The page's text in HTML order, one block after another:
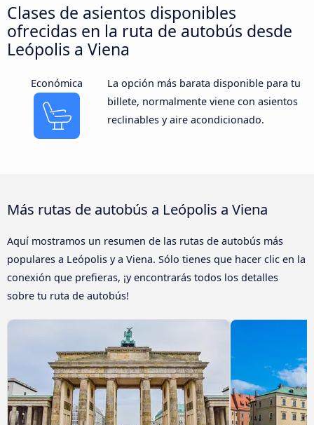
Clases de asientos disponibles
ofrecidas en la ruta de autobús desde
Leópolis a Viena
Económica
La opción más barata disponible para tu
billete, normalmente viene con asientos
reclinables y aire acondicionado.
Más rutas de autobús a Leópolis a Viena
Aquí mostramos un resumen de las rutas de autobús más
populares a Leópolis y a Viena. Sólo tienes que hacer clic en la
conexión que prefieras, ¡y encontrarás todos los detalles
sobre tu ruta de autobús!